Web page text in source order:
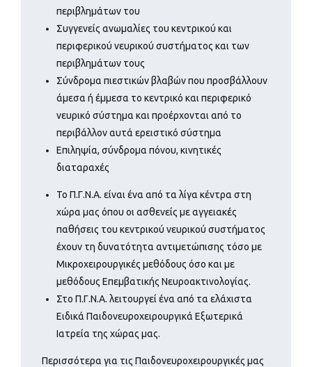
περιβλημάτων του
Συγγενείς ανωμαλίες του κεντρικού και
περιφερικού νευρικού συστήματος και των
περιβλημάτων τους
Σύνδρομα πιεστικών βλαβών που προσβάλλουν
άμεσα ή έμμεσα το κεντρικό και περιφερικό
νευρικό σύστημα και προέρχονται από το
περιβάλλον αυτά ερειστικό σύστημα
Επιληψία, σύνδρομα πόνου, κινητικές
διαταραχές
Το Π.Γ.Ν.Α. είναι ένα από τα λίγα κέντρα στη
χώρα μας όπου οι ασθενείς με αγγειακές
παθήσεις του κεντρικού νευρικού συστήματος
έχουν τη δυνατότητα αντιμετώπισης τόσο με
Μικροχειρουργικές μεθόδους όσο και με
μεθόδους Επεμβατικής Νευροακτινολογίας.
Στο Π.Γ.Ν.Α. λειτουργεί ένα από τα ελάχιστα
Ειδικά Παιδονευροχειρουργικά Εξωτερικά
Ιατρεία της χώρας μας.
Περισσότερα για τις Παιδονευροχειρουργικές μας